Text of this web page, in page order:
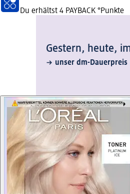
Du erhältst 4 PAYBACK °Punkte
Gestern, heute,
unser dm-Dauerpreis